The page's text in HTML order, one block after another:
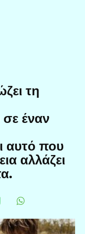
τη
έναν
αυτό που
αλλάζει